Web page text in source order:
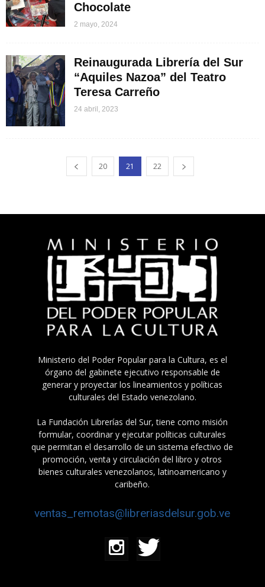
Chocolate
2 mayo, 2024
Reinaugurada Librería del Sur
“Aquiles Nazoa” del Teatro
Teresa Carreño
24 abril, 2023
20 21 22
Ministerio del Poder Popular para la Cultura, es el
órgano del gabinete ejecutivo responsable de
generar y proyectar los lineamientos y políticas
culturales del Estado venezolano.
La Fundación Librerías del Sur, tiene como misión
formular, coordinar y ejecutar políticas culturales
que permitan el desarrollo de un sistema efectivo de
promoción, venta y circulación del libro y otros
bienes culturales venezolanos, latinoamericano y
caribeño.
ventas_remotas@libreriasdelsur.gob.ve